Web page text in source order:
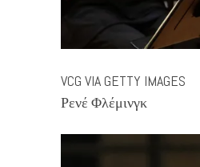
VCG VIA GETTY IMAGES
Ρενέ Φλέμινγκ